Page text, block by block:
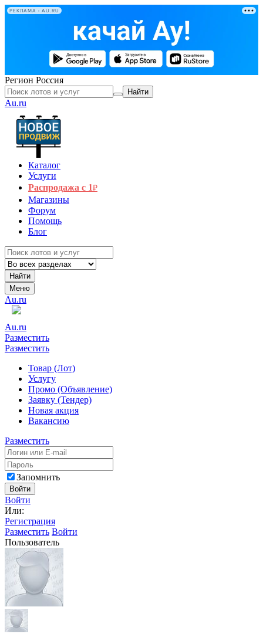
РЕКЛАМА • AU.RU
Регион Россия
Найти
Au.ru
Каталог
Услуги
Распродажа с 1₽
Магазины
Форум
Помощь
Блог
Найти
Меню
Au.ru
Au.ru
Разместить
Разместить
Товар (Лот)
Услугу
Промо (Объявление)
Заявку (Тендер)
Новая акция
Вакансию
Разместить
Запомнить
Войти
Войти
Или:
Регистрация
Разместить Войти
Пользователь